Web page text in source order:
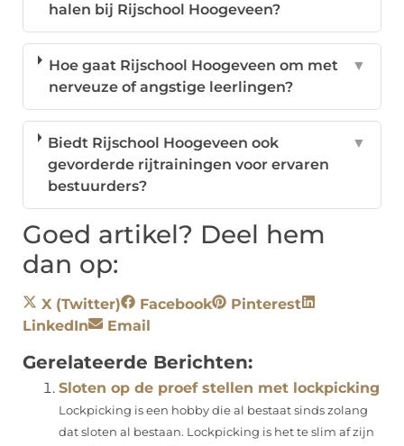
halen bij Rijschool Hoogeveen?
Hoe gaat Rijschool Hoogeveen om met
nerveuze of angstige leerlingen?
▼
Biedt Rijschool Hoogeveen ook
gevorderde rijtrainingen voor ervaren
bestuurders?
▼
Goed artikel? Deel hem
dan op:
X (Twitter) Facebook
Pinterest
LinkedIn
Email
Gerelateerde Berichten:
Sloten op de proef stellen met lockpicking
Lockpicking is een hobby die al bestaat sinds zolang
dat sloten al bestaan. Lockpicking is het te slim af zijn